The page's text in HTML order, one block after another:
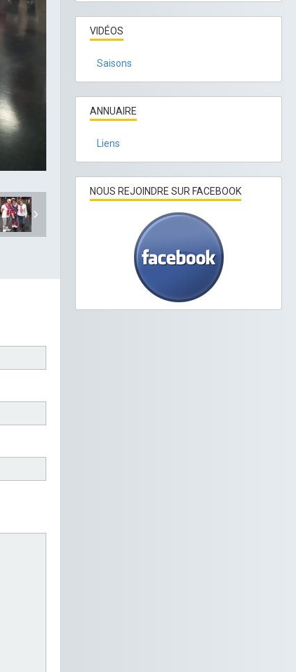
VIDÉOS
Saisons
ANNUAIRE
Liens
NOUS REJOINDRE SUR FACEBOOK